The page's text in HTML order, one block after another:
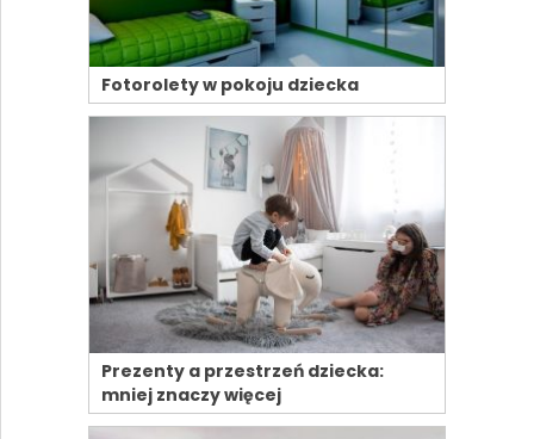
Fotorolety w pokoju dziecka
Prezenty a przestrzeń dziecka:
mniej znaczy więcej